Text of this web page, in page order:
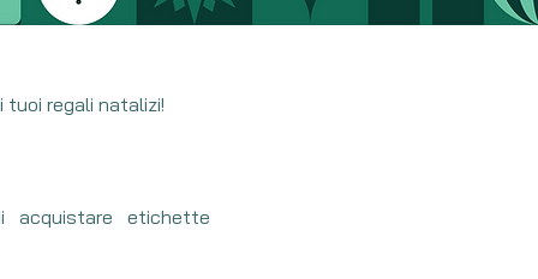
tuoi regali natalizi!
acquistare etichette